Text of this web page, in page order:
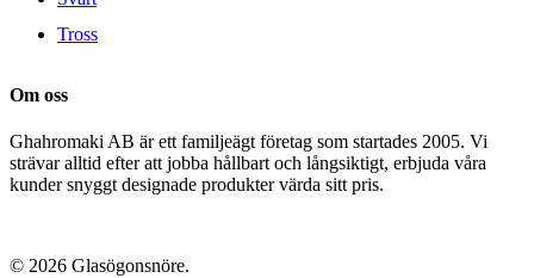
Tross
Om oss
Ghahromaki AB är ett familjeägt företag som startades 2005. Vi
strävar alltid efter att jobba hållbart och långsiktigt, erbjuda våra
kunder snyggt designade produkter värda sitt pris.
© 2026 Glasögonsnöre.